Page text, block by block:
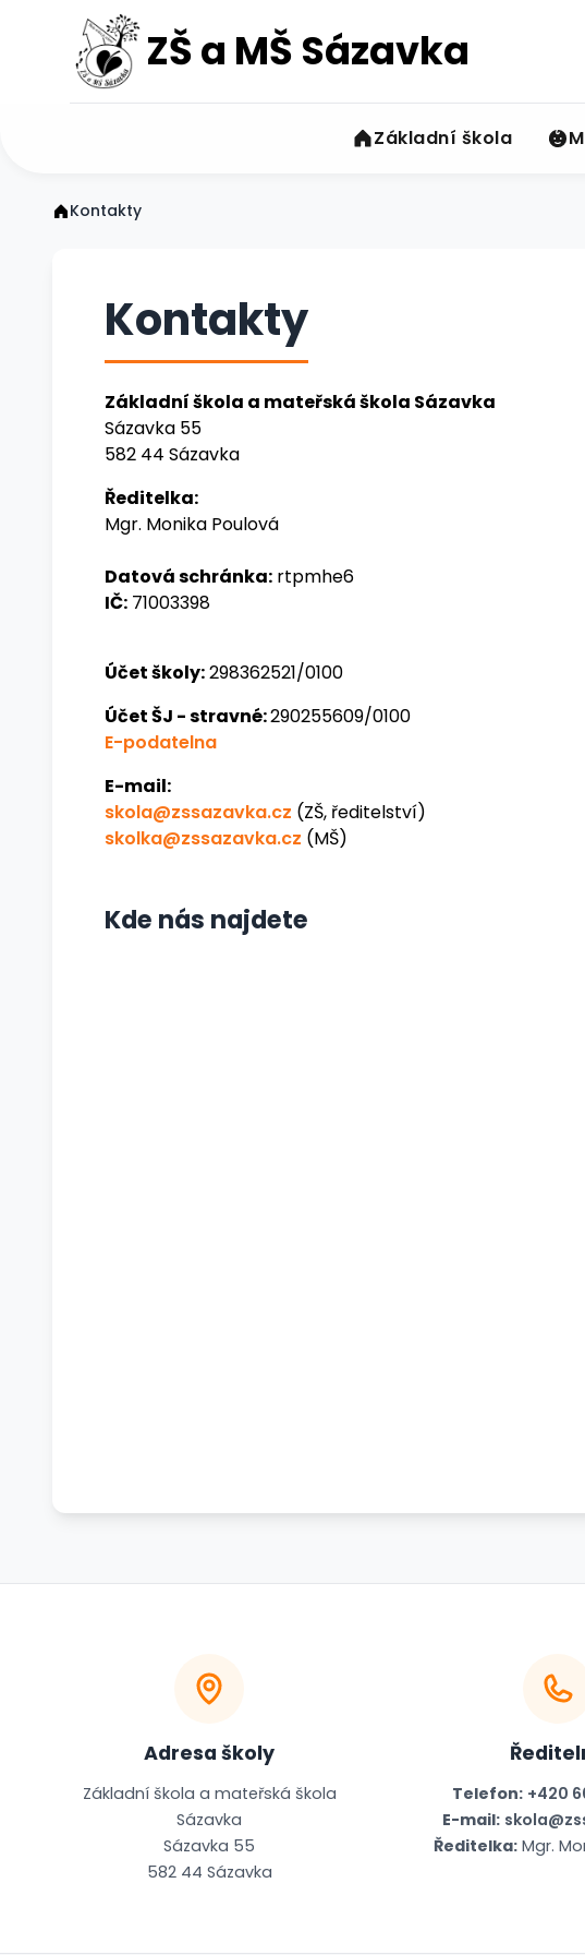
ZŠ a MŠ Sázavka
Základní škola
Kontakty
Kontakty
Základní škola a mateřská škola Sázavka
Sázavka 55
582 44 Sázavka
Ředitelka:
Mgr. Monika Poulová
Datová schránka: rtpmhe6
IČ: 71003398
Účet školy:298362521/0100
Účet ŠJ - stravné:290255609/0100
E-podatelna
E-mail:
skola@zssazavka.cz (ZŠ, ředitelství)
skolka@zssazavka.cz (MŠ)
Kde nás najdete
Adresa školy
Základní škola a mateřská škola
Sázavka
Sázavka 55
582 44 Sázavka
Telefon: +420
E-mail:
Ředitelka: Mgr.